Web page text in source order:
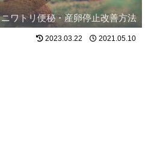
ニワトリ便秘・産卵停止改善方法
2023.03.22 2021.05.10